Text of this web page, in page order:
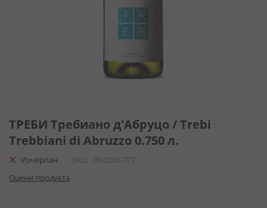
към
началото
на
галерия
снимки
ТРЕБИ Требиано д'Абруцо / Trebi
Trebbiani di Abruzzo 0.750 л.
Изчерпан SKU
30-2060-777
Оцени продукта